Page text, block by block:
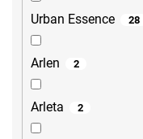
Urban Essence 28
Arlen 2
Arleta 2